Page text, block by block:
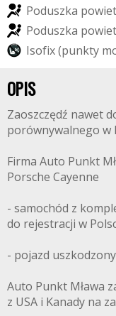
Poduszka powiet
Poduszka powiet
Isofix(punkty m
OPIS
Zaoszczędź nawet
porównywalnego w
Firma Auto Punkt
Porsche Cayenne
- samochód z
do rejestracji w
- pojazd
Auto Punkt Mława
z USA i Kanady na